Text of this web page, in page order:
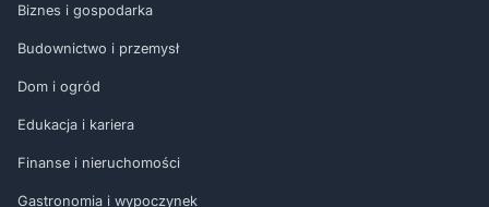
Biznes i gospodarka
Budownictwo i przemysł
Dom i ogród
Edukacja i kariera
Finanse i nieruchomości
Gastronomia i wypoczynek